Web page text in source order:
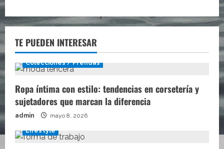
TE PUEDEN INTERESAR
Colecciones / Prendas
Ropa íntima con estilo: tendencias en corsetería y
sujetadores que marcan la diferencia
admin mayo 8, 2026
Lifestyle